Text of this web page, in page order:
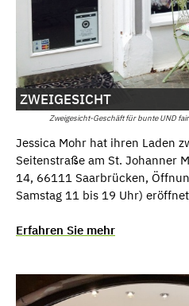
Zweigesicht-Geschäft für bunte UND
ZWEIGESICHT
Jessica Mohr hat ihren Laden
Seitenstraße am St. Johanner
14, 66111 Saarbrücken,
Samstag 11 bis 19 Uhr)
Erfahren Sie mehr